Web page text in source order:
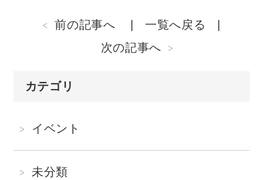
前の記事へ
一覧へ戻る
次の記事へ
カテゴリ
イベント
未分類